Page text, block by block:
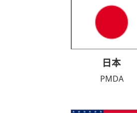
日本
PMDA